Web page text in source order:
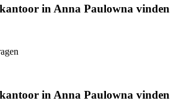
in Anna Paulowna vinden
in Anna Paulowna vinden